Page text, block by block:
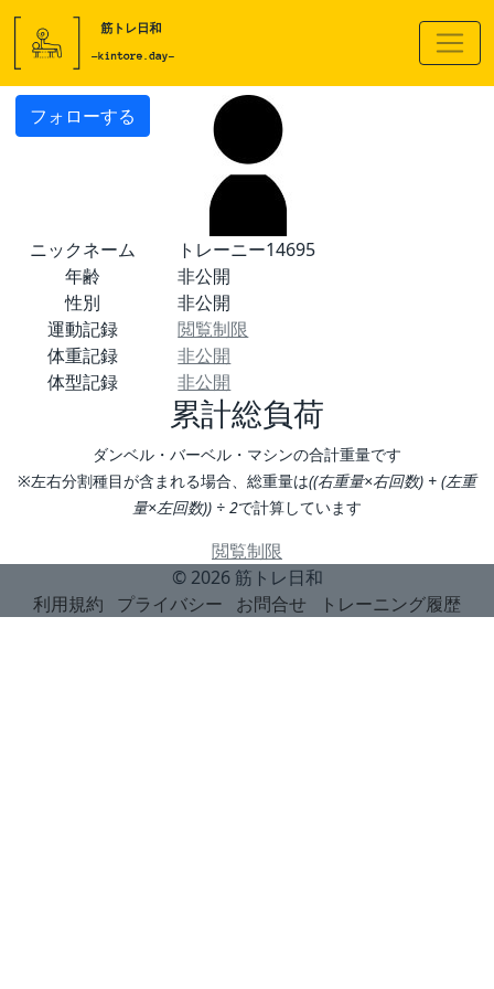
フォローする
ニックネーム
トレーニー14695
年齢
非公開
性別
非公開
運動記録
閲覧制限
体重記録
非公開
体型記録
非公開
累計総負荷
ダンベル・バーベル・マシンの合計重量です
※左右分割種目が含まれる場合、総重量は((右重量×右回数) + (左重
量×左回数)) ÷ 2で計算しています
閲覧制限
© 2026 筋トレ日和
利用規約
プライバシー お問合せ トレーニング履歴